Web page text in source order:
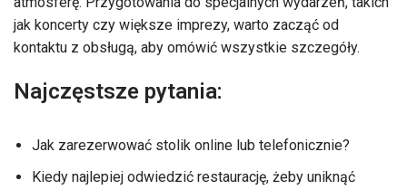
jak koncerty czy większe imprezy, warto zacząć od
kontaktu z obsługą, aby omówić wszystkie szczegóły.
Najczęstsze pytania:
Jak zarezerwować stolik online lub telefonicznie?
Kiedy najlepiej odwiedzić restaurację, żeby uniknąć